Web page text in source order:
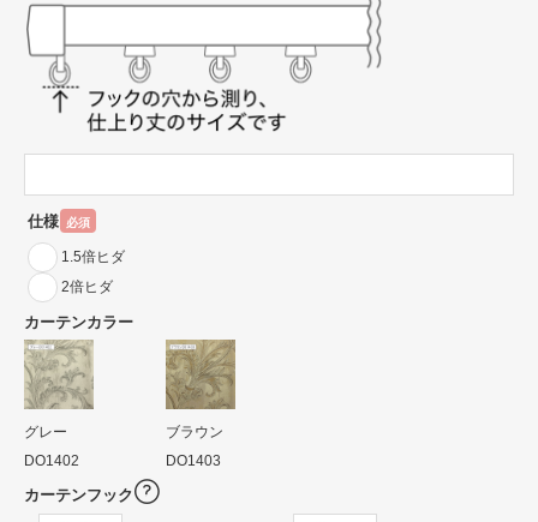
仕様 必須
1.5倍ヒダ
2倍ヒダ
カーテンカラー
グレー
DO1402
ブラウン
DO1403
カーテンフック